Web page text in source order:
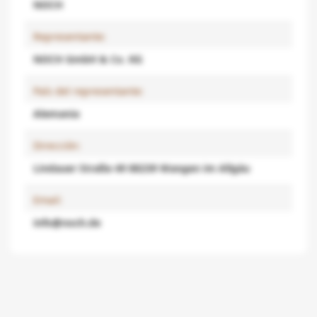
NOCH
Representante:
NOCH GmbH & Co. KG
País del representante:
Alemania
Dirección:
Lindauer Straße 49 88239 Wangen im Allgäu
Email:
info@noch.de